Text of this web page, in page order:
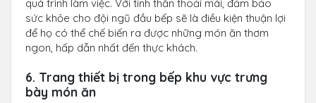
quá trình làm việc. Với tinh thần thoải mái, đảm bảo
sức khỏe cho đội ngũ đầu bếp sẽ là điều kiện thuận lợi
để họ có thể chế biến ra được những món ăn thơm
ngon, hấp dẫn nhất đến thực khách.
6. Trang thiết bị trong bếp khu vực trưng
bày món ăn